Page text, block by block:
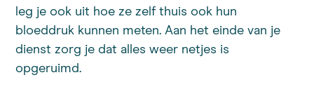
leg je ook uit hoe ze zelf thuis ook hun
bloeddruk kunnen meten. Aan het einde van je
dienst zorg je dat alles weer netjes is
opgeruimd.